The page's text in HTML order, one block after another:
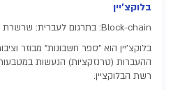
בלוקצ'יין
Block-chain: בתרגום לעברית: שרשרת בלוקים.
בלוקצ'יין הוא "ספר חשבונות" מבוזר
ההעברות (טרנזקציות) הנעשות
רשת הבלוקציין.